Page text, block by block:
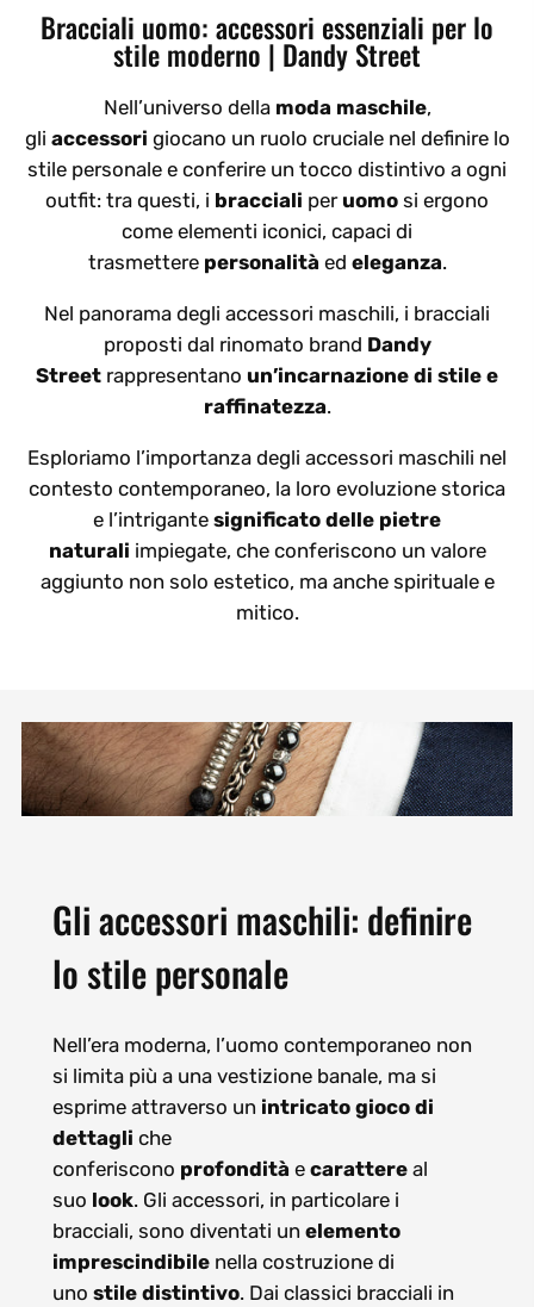
Bracciali uomo: accessori essenziali per lo
stile moderno | Dandy Street
Nell’universo della moda maschile,
gli accessori giocano un ruolo cruciale nel definire lo
stile personale e conferire un tocco distintivo a ogni
outfit: tra questi, i bracciali per uomo si ergono
come elementi iconici, capaci di
trasmettere personalità ed eleganza.
Nel panorama degli accessori maschili, i bracciali
proposti dal rinomato brand Dandy
Street rappresentano un’incarnazione di stile e
raffinatezza.
Esploriamo l’importanza degli accessori maschili nel
contesto contemporaneo, la loro evoluzione storica
e l’intrigante significato delle pietre
naturali impiegate, che conferiscono un valore
aggiunto non solo estetico, ma anche spirituale e
mitico.
Gli accessori maschili: definire
lo stile personale
Nell’era moderna, l’uomo contemporaneo non
si limita più a una vestizione banale, ma si
esprime attraverso un intricato gioco di
dettagli che
conferiscono profondità e carattereal
suo look. Gli accessori, in particolare i
bracciali, sono diventati un elemento
imprescindibilenella costruzione di
uno stile distintivo. Dai classici bracciali in